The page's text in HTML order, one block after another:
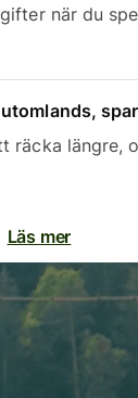
när du
räcka längre,
Läs mer